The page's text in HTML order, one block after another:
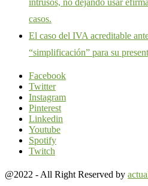
casos.
El caso del IVA acreditable
“simplificación” para su
Facebook
Twitter
Instagram
Pinterest
Linkedin
Youtube
Spotify
Twitch
@2022 - All Right Reserved by